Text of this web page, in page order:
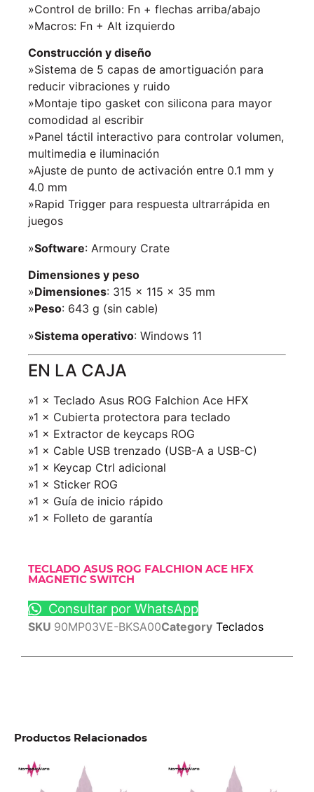
»Control de brillo: Fn + flechas arriba/abajo
»Macros: Fn + Alt izquierdo
Construcción y diseño
»Sistema de 5 capas de amortiguación para
reducir vibraciones y ruido
»Montaje tipo gasket con silicona para mayor
comodidad al escribir
»Panel táctil interactivo para controlar volumen,
multimedia e iluminación
»Ajuste de punto de activación entre 0.1 mm y
4.0 mm
»Rapid Trigger para respuesta ultrarrápida en
juegos
»Software: Armoury Crate
Dimensiones y peso
»Dimensiones: 315 × 115 × 35 mm
»Peso: 643 g (sin cable)
»Sistema operativo: Windows 11
EN LA CAJA
»1 × Teclado Asus ROG Falchion Ace HFX
»1 × Cubierta protectora para teclado
»1 × Extractor de keycaps ROG
»1 × Cable USB trenzado (USB-A a USB-C)
»1 × Keycap Ctrl adicional
»1 × Sticker ROG
»1 × Guía de inicio rápido
»1 × Folleto de garantía
TECLADO ASUS ROG FALCHION ACE HFX
MAGNETIC SWITCH
Consultar por WhatsApp
SKU 90MP03VE-BKSA00Category Teclados
Productos Relacionados